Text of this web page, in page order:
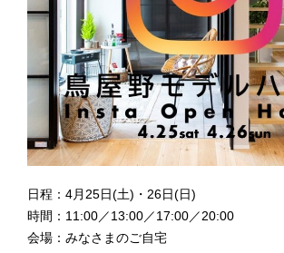
日程：4月25日(土)・26日(日)
時間：11:00／13:00／17:00／20:00
会場：みなさまのご自宅